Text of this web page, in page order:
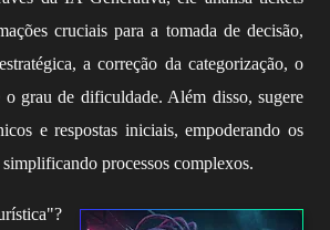
cruciais para a tomada de decisão,
a correção da categorização, o
grau de dificuldade. Além disso, sugere
e respostas iniciais, empoderando os
simplificando processos complexos.